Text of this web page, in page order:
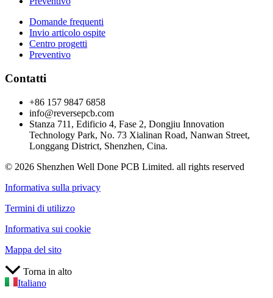
Domande frequenti
Invio articolo ospite
Centro progetti
Preventivo
Contatti
+86 157 9847 6858
info@reversepcb.com
Stanza 711, Edificio 4, Fase 2, Dongjiu Innovation
Technology Park, No. 73 Xialinan Road, Nanwan Street,
Longgang District, Shenzhen, Cina.
© 2026 Shenzhen Well Done PCB Limited. all rights reserved
Informativa sulla privacy
Termini di utilizzo
Informativa sui cookie
Mappa del sito
Torna in alto
Italiano